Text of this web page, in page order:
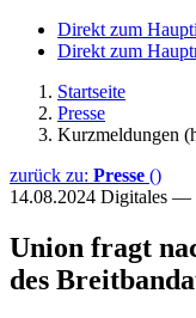
Direkt zum
Direkt zum
Startseite
Presse
Kurzmeldungen
zurück zu: Presse ()
14.08.2024 Digitales —
Union fragt
des